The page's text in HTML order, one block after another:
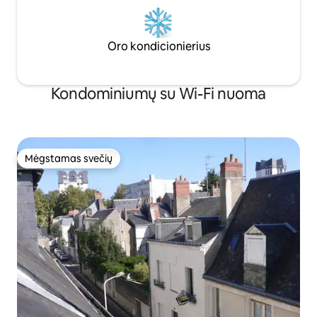
Oro kondicionierius
Kondominiumų su Wi-Fi nuoma
Mėgstamas svečių
Mėgstamas svečių